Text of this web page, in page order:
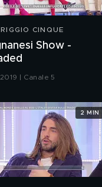
CINQUE
Show -
| Canale 5
2 MIN